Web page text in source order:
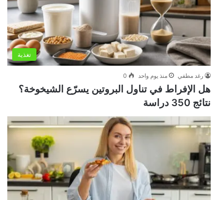
تغذية
رغد مطفي منذ يوم واحد 0
هل الإفراط في تناول البروتين يسرّع الشيخوخة؟
نتائج 350 دراسة